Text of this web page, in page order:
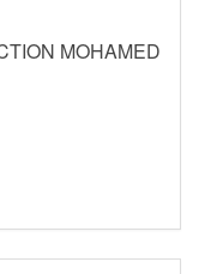
MOHAMED